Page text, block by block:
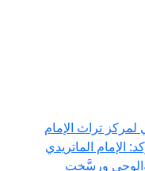
تراث الإمام
الإمام الماتريدي
ورسَّخت